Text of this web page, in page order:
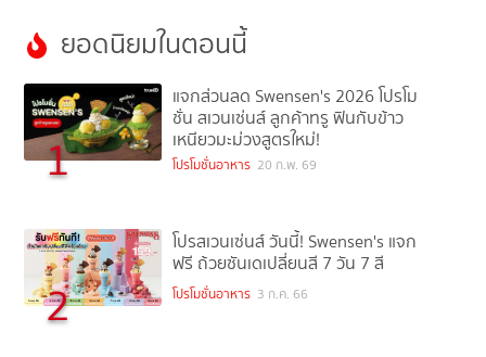
ยอดนิยมในตอนนี้
1
แจกส่วนลด Swensen's 2026 โปรโม
ชั่น สเวนเซ่นส์ ลูกค้าทรู ฟินกับข้าว
เหนียวมะม่วงสูตรใหม่!
โปรโมชั่นอาหาร 20 ก.พ. 69
2
โปรสเวนเซ่นส์ วันนี้! Swensen's แจก
ฟรี ถ้วยซันเดเปลี่ยนสี 7 วัน 7 สี
โปรโมชั่นอาหาร 3 ก.ค. 66